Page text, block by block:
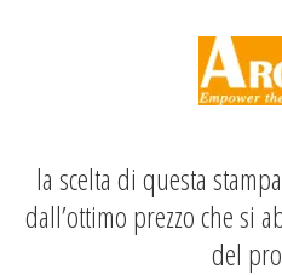
la scelta di questa
dall’ottimo prezzo che si
del